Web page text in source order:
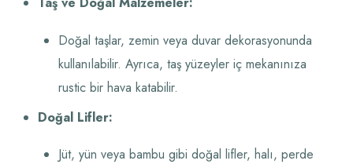
Doğal taşlar, zemin veya duvar dekorasyonunda
kullanılabilir. Ayrıca, taş yüzeyler iç mekanınıza
rustic bir hava katabilir.
Doğal Lifler:
Jüt, yün veya bambu gibi doğal lifler, halı, perde